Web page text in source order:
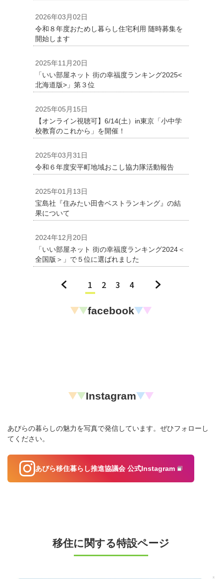
2026年03月02日
令和８年度おためし暮らし住宅利用 随時募集を
開始します
2025年11月20日
「いい部屋ネット 街の幸福度ランキング2025<
北海道版>」第３位
2025年05月15日
【オンライン視聴可】6/14(土）in東京「小中学
校教育のこれから」を開催！
2025年03月31日
令和６年度安平町地域おこし協力隊活動報告
2025年01月13日
宝島社『住みたい田舎ベストランキング』の結
果について
2024年12月20日
「いい部屋ネット 街の幸福度ランキング2024＜
全国版＞」で５位に選ばれました
« 1 2 3 4 »
facebook
Instagram
あびらの暮らしの魅力を写真で発信しています。ぜひフォローし
てください。
あびら移住暮らし推進協議会 公式Instagram
移住に関する特設ページ